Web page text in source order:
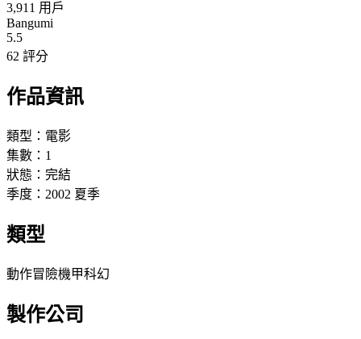
3,911 用戶
Bangumi
5.5
62 評分
作品資訊
類型： 電影
集數： 1
狀態： 完結
季度： 2002 夏季
類型
動作冒險機甲科幻
製作公司